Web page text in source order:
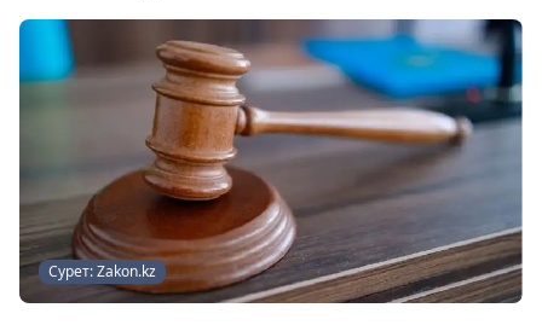
Сурет: Zakon.kz